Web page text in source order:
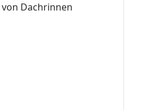
Dachrinnen